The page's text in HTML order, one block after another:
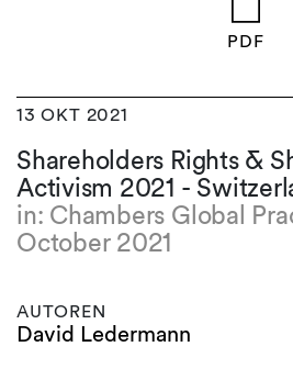
PDF
13 OKT 2021
Shareholders Rights &
Activism 2021 -
in: Chambers Global
October 2021
AUTOREN
David Ledermann